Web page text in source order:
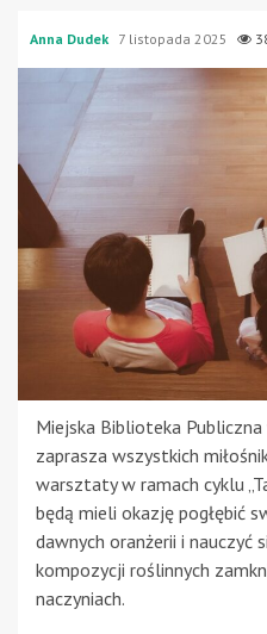
Anna Dudek 7 listopada 2025
Miejska Biblioteka
zaprasza wszystkich
warsztaty w ramach cyklu
będą mieli okazję pogłębić
dawnych oranżerii i
kompozycji roślinnych
naczyniach.